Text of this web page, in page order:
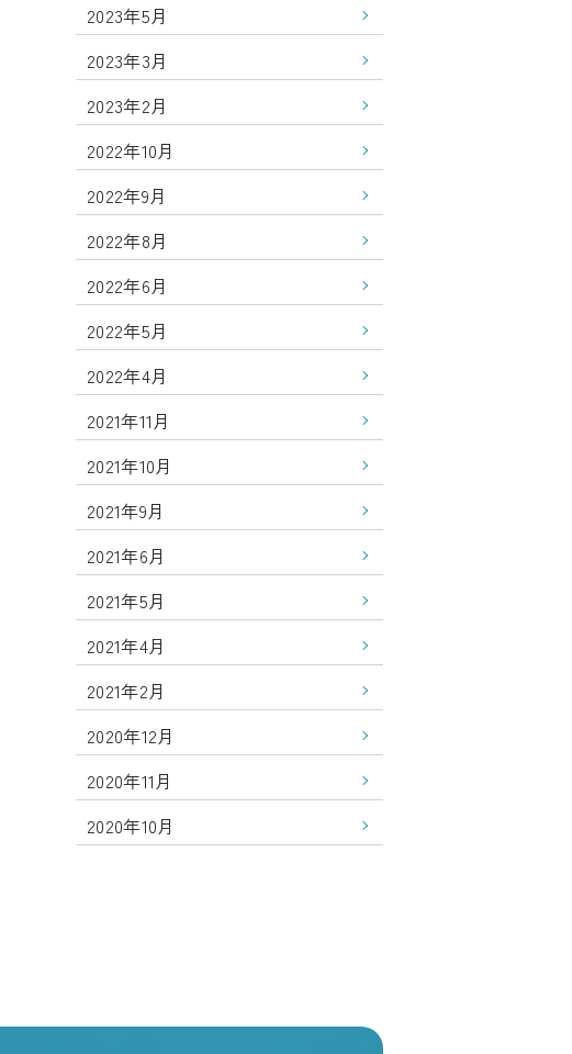
2023年5月
2023年3月
2023年2月
2022年10月
2022年9月
2022年8月
2022年6月
2022年5月
2022年4月
2021年11月
2021年10月
2021年9月
2021年6月
2021年5月
2021年4月
2021年2月
2020年12月
2020年11月
2020年10月